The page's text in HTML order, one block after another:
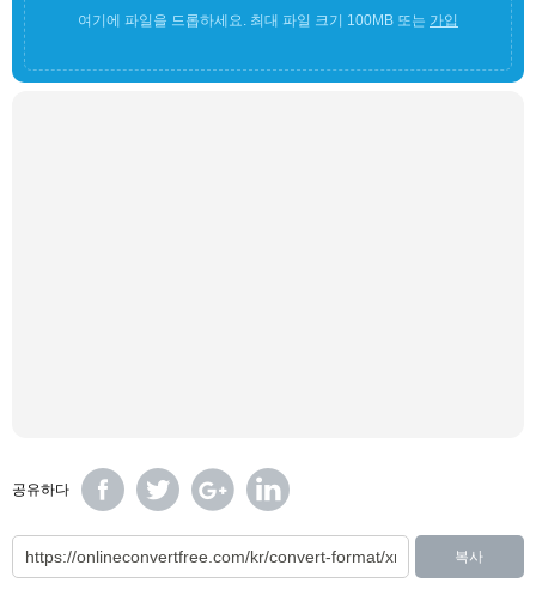
여기에 파일을 드롭하세요. 최대 파일 크기 100MB 또는 가입
공유하다
복사